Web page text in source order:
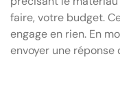
faire, votre budget.
engage en rien. En
envoyer une réponse